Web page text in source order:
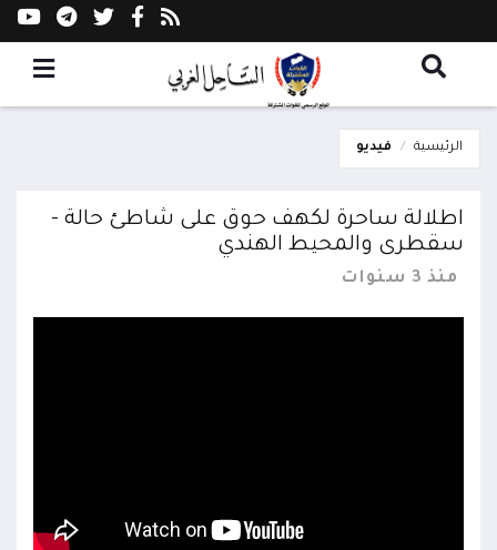
الرئيسية فيديو
اطلالة ساحرة لكهف حوق على شاطئ حالة -
سقطرى والمحيط الهندي
منذ 3 سنوات